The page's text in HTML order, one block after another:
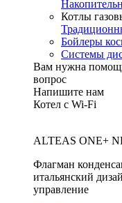
Котлы
Бойлеры
Системы
Вам нужна
вопрос
Напишите нам
Котел с Wi-Fi
ALTEAS ONE+
Флагман
итальянский
управление